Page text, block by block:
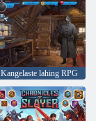
Kangelaste lahing RPG